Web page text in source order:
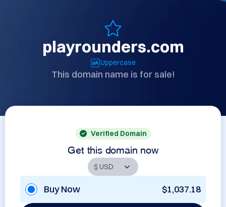
playrounders.com
Uppercase
This domain name is for sale!
Verified Domain
Get this domain now
Buy Now $1,037.18